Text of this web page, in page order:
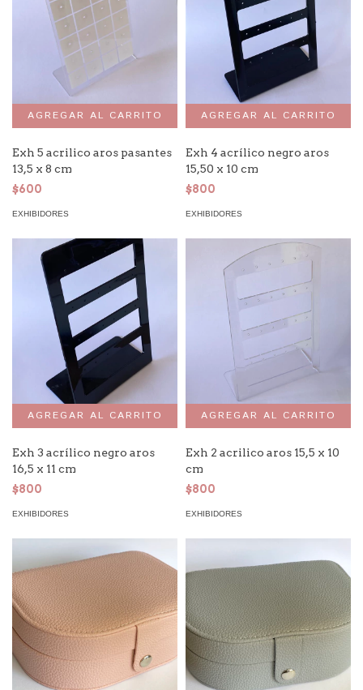
Exh 5 acrilico aros pasantes
13,5 x 8 cm
$600
EXHIBIDORES
Exh 4 acrílico negro aros
15,50 x 10 cm
$800
EXHIBIDORES
Exh 3 acrílico negro aros
16,5 x 11 cm
$800
EXHIBIDORES
Exh 2 acrilico aros 15,5 x 10
cm
$800
EXHIBIDORES